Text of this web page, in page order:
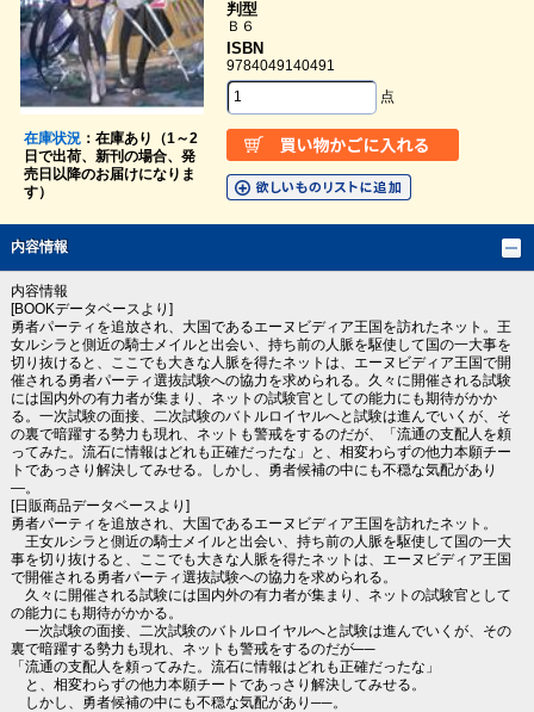
在庫状況：在庫あり（1～2
日で出荷、新刊の場合、発
売日以降のお届けになりま
す）
判型
Ｂ６
ISBN
9784049140491
点
内容情報
内容情報
[BOOKデータベースより]
勇者パーティを追放され、大国であるエーヌビディア王国を訪れたネット。王
女ルシラと側近の騎士メイルと出会い、持ち前の人脈を駆使して国の一大事を
切り抜けると、ここでも大きな人脈を得たネットは、エーヌビディア王国で開
催される勇者パーティ選抜試験への協力を求められる。久々に開催される試験
には国内外の有力者が集まり、ネットの試験官としての能力にも期待がかか
る。一次試験の面接、二次試験のバトルロイヤルへと試験は進んでいくが、そ
の裏で暗躍する勢力も現れ、ネットも警戒をするのだが、「流通の支配人を頼
ってみた。流石に情報はどれも正確だったな」と、相変わらずの他力本願チー
トであっさり解決してみせる。しかし、勇者候補の中にも不穏な気配があり
―。
[日販商品データベースより]
勇者パーティを追放され、大国であるエーヌビディア王国を訪れたネット。
王女ルシラと側近の騎士メイルと出会い、持ち前の人脈を駆使して国の一大
事を切り抜けると、ここでも大きな人脈を得たネットは、エーヌビディア王国
で開催される勇者パーティ選抜試験への協力を求められる。
久々に開催される試験には国内外の有力者が集まり、ネットの試験官として
の能力にも期待がかかる。
一次試験の面接、二次試験のバトルロイヤルへと試験は進んでいくが、その
裏で暗躍する勢力も現れ、ネットも警戒をするのだが──
「流通の支配人を頼ってみた。流石に情報はどれも正確だったな」
と、相変わらずの他力本願チートであっさり解決してみせる。
しかし、勇者候補の中にも不穏な気配があり──。